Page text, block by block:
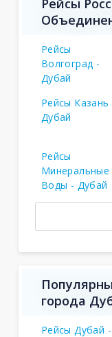
Рейсы
Рейсы
Волгоград -
Дубай
Рейсы Казань
Дубай
Рейсы
Минеральные
Воды - Дубай
города
Рейсы Дубай -